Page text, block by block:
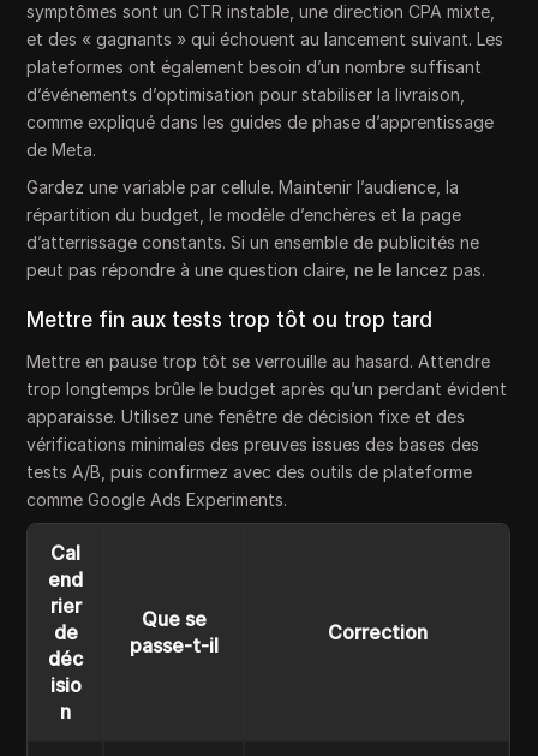
symptômes sont un CTR instable, une direction CPA mixte,
et des « gagnants » qui échouent au lancement suivant. Les
plateformes ont également besoin d’un nombre suffisant
d’événements d’optimisation pour stabiliser la livraison,
comme expliqué dans les guides de phase d’apprentissage
de Meta.
Gardez une variable par cellule. Maintenir l’audience, la
répartition du budget, le modèle d’enchères et la page
d’atterrissage constants. Si un ensemble de publicités ne
peut pas répondre à une question claire, ne le lancez pas.
Mettre fin aux tests trop tôt ou trop tard
Mettre en pause trop tôt se verrouille au hasard. Attendre
trop longtemps brûle le budget après qu’un perdant évident
apparaisse. Utilisez une fenêtre de décision fixe et des
vérifications minimales des preuves issues des bases des
tests A/B, puis confirmez avec des outils de plateforme
comme Google Ads Experiments.
Cal
end
rier
de
déc
isio
n
Que se
passe-t-il
Correction